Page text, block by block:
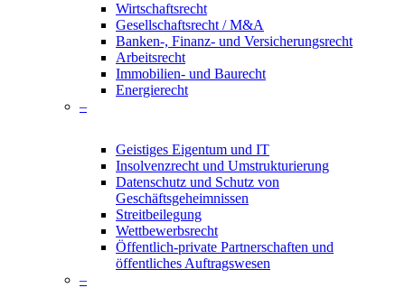
Wirtschaftsrecht
Gesellschaftsrecht / M&A
Banken-, Finanz- und Versicherungsrecht
Arbeitsrecht
Immobilien- und Baurecht
Energierecht
–
Geistiges Eigentum und IT
Insolvenzrecht und Umstrukturierung
Datenschutz und Schutz von
Geschäftsgeheimnissen
Streitbeilegung
Wettbewerbsrecht
Öffentlich-private Partnerschaften und
öffentliches Auftragswesen
–